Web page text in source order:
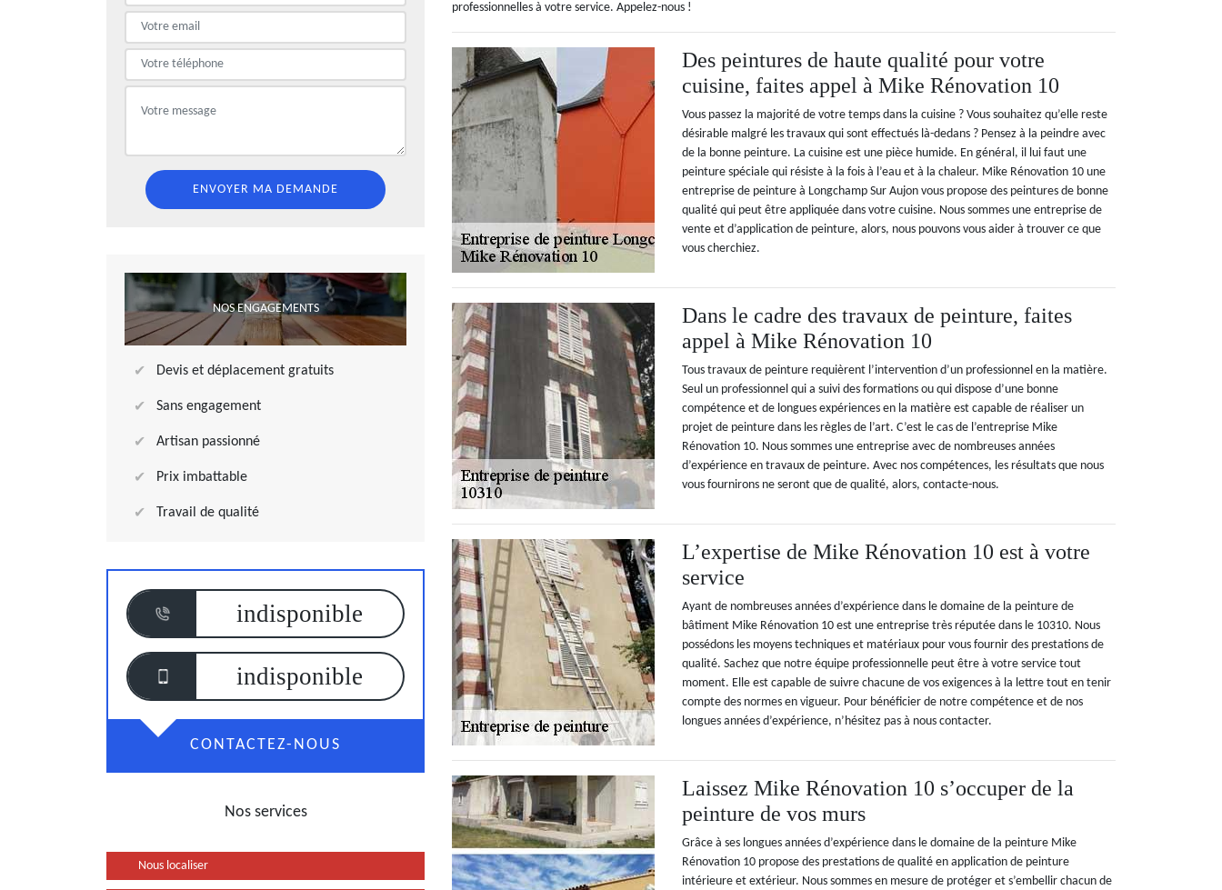
NOS ENGAGEMENTS
Devis et déplacement gratuits
Sans engagement
Artisan passionné
Prix imbattable
Travail de qualité
indisponible
indisponible
CONTACTEZ-NOUS
Nos services
Nous localiser
professionnelles à votre service. Appelez-nous !
Des peintures de haute qualité pour votre
cuisine, faites appel à Mike Rénovation 10
Vous passez la majorité de votre temps dans la cuisine ? Vous souhaitez qu’elle reste
désirable malgré les travaux qui sont effectués là-dedans ? Pensez à la peindre avec
de la bonne peinture. La cuisine est une pièce humide. En général, il lui faut une
peinture spéciale qui résiste à la fois à l’eau et à la chaleur. Mike Rénovation 10 une
entreprise de peinture à Longchamp Sur Aujon vous propose des peintures de bonne
qualité qui peut être appliquée dans votre cuisine. Nous sommes une entreprise de
vente et d’application de peinture, alors, nous pouvons vous aider à trouver ce que
vous cherchiez.
Dans le cadre des travaux de peinture, faites
appel à Mike Rénovation 10
Tous travaux de peinture requièrent l’intervention d’un professionnel en la matière.
Seul un professionnel qui a suivi des formations ou qui dispose d’une bonne
compétence et de longues expériences en la matière est capable de réaliser un
projet de peinture dans les règles de l’art. C’est le cas de l’entreprise Mike
Rénovation 10. Nous sommes une entreprise avec de nombreuses années
d’expérience en travaux de peinture. Avec nos compétences, les résultats que nous
vous fournirons ne seront que de qualité, alors, contacte-nous.
L’expertise de Mike Rénovation 10 est à votre
service
Ayant de nombreuses années d’expérience dans le domaine de la peinture de
bâtiment Mike Rénovation 10 est une entreprise très réputée dans le 10310. Nous
possédons les moyens techniques et matériaux pour vous fournir des prestations de
qualité. Sachez que notre équipe professionnelle peut être à votre service tout
moment. Elle est capable de suivre chacune de vos exigences à la lettre tout en tenir
compte des normes en vigueur. Pour bénéficier de notre compétence et de nos
longues années d’expérience, n’hésitez pas à nous contacter.
Laissez Mike Rénovation 10 s’occuper de la
peinture de vos murs
Grâce à ses longues années d’expérience dans le domaine de la peinture Mike
Rénovation 10 propose des prestations de qualité en application de peinture
intérieure et extérieur. Nous sommes en mesure de protéger et s’embellir chacun de